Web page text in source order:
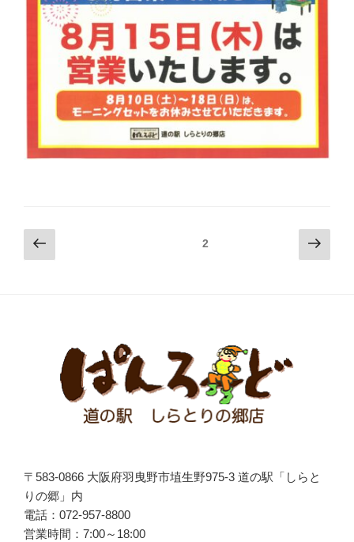
投
稿
前
の
固定ページ2
次
の
〒583-0866 大阪府羽曳野市埴生野975-3 道の駅「しらと
りの郷」内
電話：072-957-8800
営業時間：7:00～18:00